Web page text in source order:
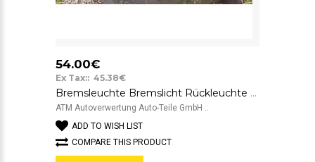
54.00€
Ex Tax:: 45.38€
Bremsleuchte Bremslicht Rückleuchte Rücklicht rechts Skoda Octavia 2 II Kombi
ATM Autoverwertung Auto-Teile GmbH ..
ADD TO WISH LIST
COMPARE THIS PRODUCT